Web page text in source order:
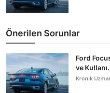
Önerilen Sorunlar
Ford
ve
Kronik